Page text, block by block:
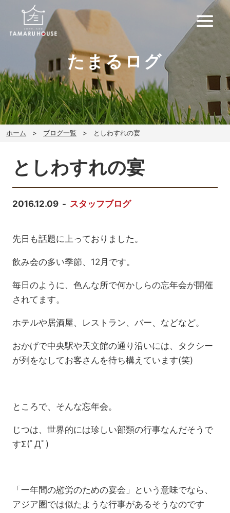
たまるログ
ホーム ブログ一覧 としわすれの宴
としわすれの宴
2016.12.09 スタッフブログ
先日も話題に上っておりました。
飲み会の多い季節、12月です。
毎日のように、色んな所で何かしらの忘年会が開催
されてます。
ホテルや居酒屋、レストラン、バー、などなど。
おかげで中央駅や天文館の通り沿いには、タクシー
が列をなしてお客さんを待ち構えています(笑)
ところで、そんな忘年会。
じつは、世界的には珍しい部類の行事なんだそうで
すΣ(ﾟДﾟ)
「一年間の慰労のための宴会」という意味でなら、
アジア圏では似たような行事があるそうなのです